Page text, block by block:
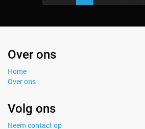
Over ons
Home
Over ons
Volg ons
Neem contact op